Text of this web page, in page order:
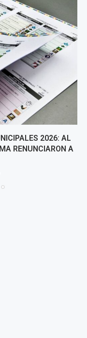
2026: AL
RENUNCIARON A